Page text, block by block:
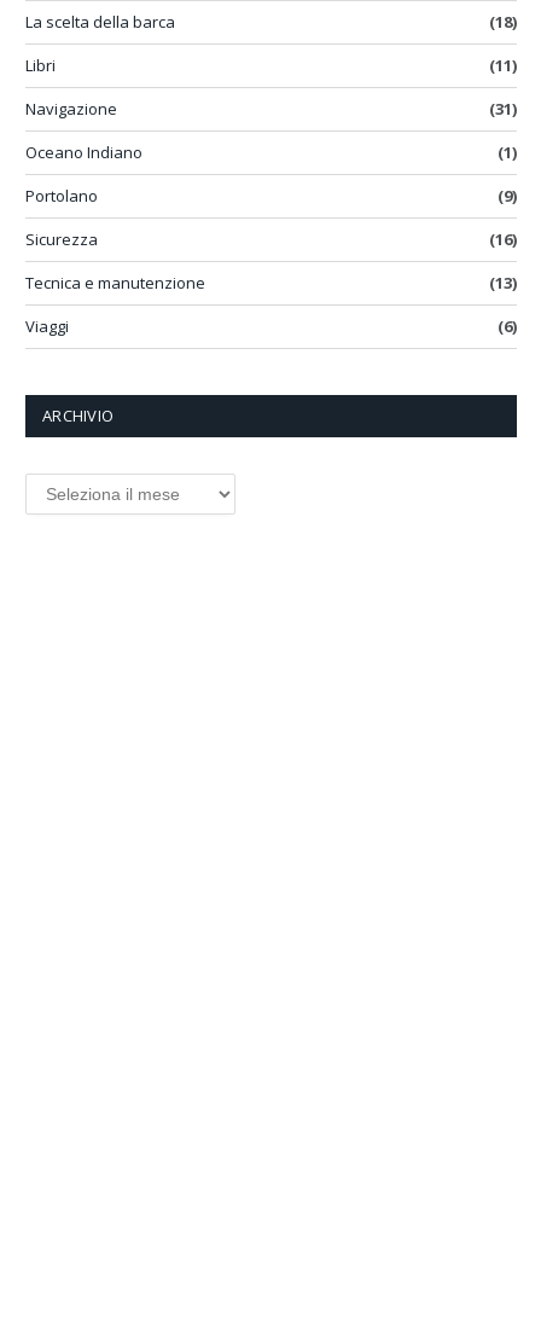
La scelta della barca
(18)
Libri
(11)
Navigazione
(31)
Oceano Indiano
(1)
Portolano
(9)
Sicurezza
(16)
Tecnica e manutenzione
(13)
Viaggi
(6)
ARCHIVIO
ARCHIVIO